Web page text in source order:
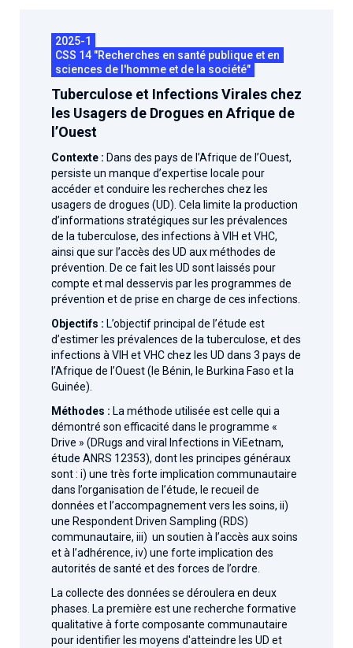
Collaboration avec les acteurs communautaires
Cellules Émergence
Retrouvez toutes les cellules Émergence, actives ou
inactives.
2025-1
CSS 14 "Recherches en santé publique et en
sciences de l'homme et de la société"
Tuberculose et Infections Virales chez
les Usagers de Drogues en Afrique de
l’Ouest
Contexte : Dans des pays de l’Afrique de l’Ouest,
persiste un manque d’expertise locale pour
accéder et conduire les recherches chez les
usagers de drogues (UD). Cela limite la production
d’informations stratégiques sur les prévalences
de la tuberculose, des infections à VIH et VHC,
ainsi que sur l’accès des UD aux méthodes de
prévention. De ce fait les UD sont laissés pour
compte et mal desservis par les programmes de
prévention et de prise en charge de ces infections.
Objectifs : L’objectif principal de l’étude est
d’estimer les prévalences de la tuberculose, et des
infections à VIH et VHC chez les UD dans 3 pays de
l’Afrique de l’Ouest (le Bénin, le Burkina Faso et la
Guinée).
Méthodes : La méthode utilisée est celle qui a
démontré son efficacité dans le programme «
Drive » (DRugs and viral Infections in ViEetnam,
étude ANRS 12353), dont les principes généraux
sont : i) une très forte implication communautaire
dans l’organisation de l’étude, le recueil de
données et l’accompagnement vers les soins, ii)
une Respondent Driven Sampling (RDS)
communautaire, iii) un soutien à l’accès aux soins
et à l’adhérence, iv) une forte implication des
autorités de santé et des forces de l’ordre.
La collecte des données se déroulera en deux
phases. La première est une recherche formative
qualitative à forte composante communautaire
pour identifier les moyens d'atteindre les UD et